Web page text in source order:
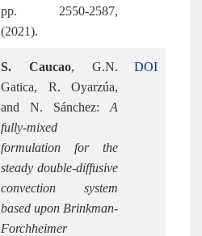
pp. 2550-2587,
(2021).
S. Caucao, G.N.
Gatica, R. Oyarzúa,
and N. Sánchez:A
fully-mixed
formulation for the
steady double-diffusive
convection system
based upon Brinkman-
Forchheimer
DOI